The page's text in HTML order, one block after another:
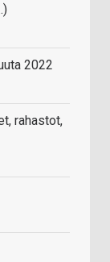
2022
rahastot,